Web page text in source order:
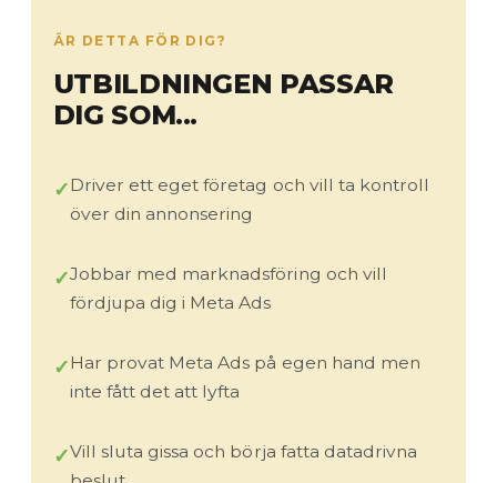
ÄR DETTA FÖR DIG?
UTBILDNINGEN PASSAR
DIG SOM...
Driver ett eget företag och vill ta kontroll
över din annonsering
Jobbar med marknadsföring och vill
fördjupa dig i Meta Ads
Har provat Meta Ads på egen hand men
inte fått det att lyfta
Vill sluta gissa och börja fatta datadrivna